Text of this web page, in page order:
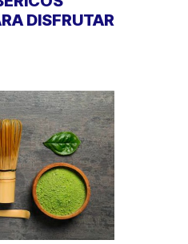
DISFRUTAR